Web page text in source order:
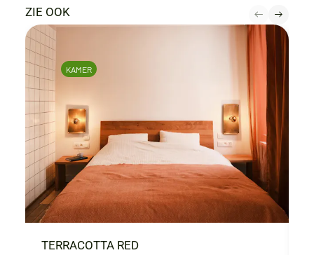
ZIE OOK
KAMER
TERRACOTTA RED